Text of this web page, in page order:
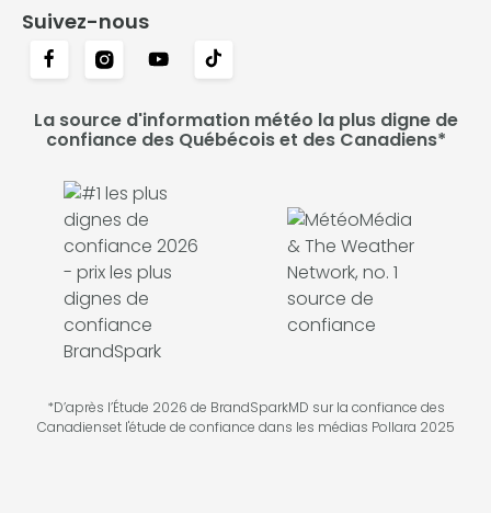
Suivez-nous
La source d'information météo la plus digne de
confiance des Québécois et des Canadiens*
*D’après l’Étude 2026 de BrandSparkMD sur la confiance des
Canadienset l'étude de confiance dans les médias Pollara 2025